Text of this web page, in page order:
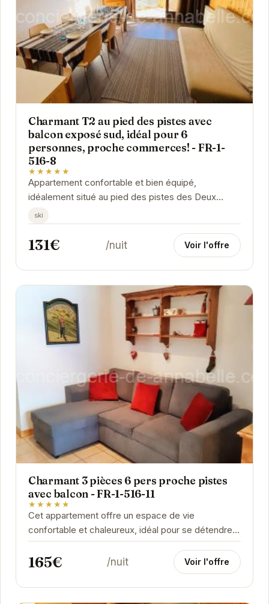
Charmant T2 au pied des pistes avec
balcon exposé sud, idéal pour 6
personnes, proche commerces! - FR-1-
516-8
★★★★★
Appartement confortable et bien équipé,
idéalement situé au pied des pistes des Deux
Alpes. Profitez d'un balcon exposé sud, parfait
pour se...
ski
131€ /nuit Voir l'offre
Charmant 3 pièces 6 pers proche pistes
avec balcon - FR-1-516-11
★★★★★
Cet appartement offre un espace de vie
confortable et chaleureux, idéal pour se détendre
après une journée sur les pistes. La cuisine est...
165€ /nuit Voir l'offre